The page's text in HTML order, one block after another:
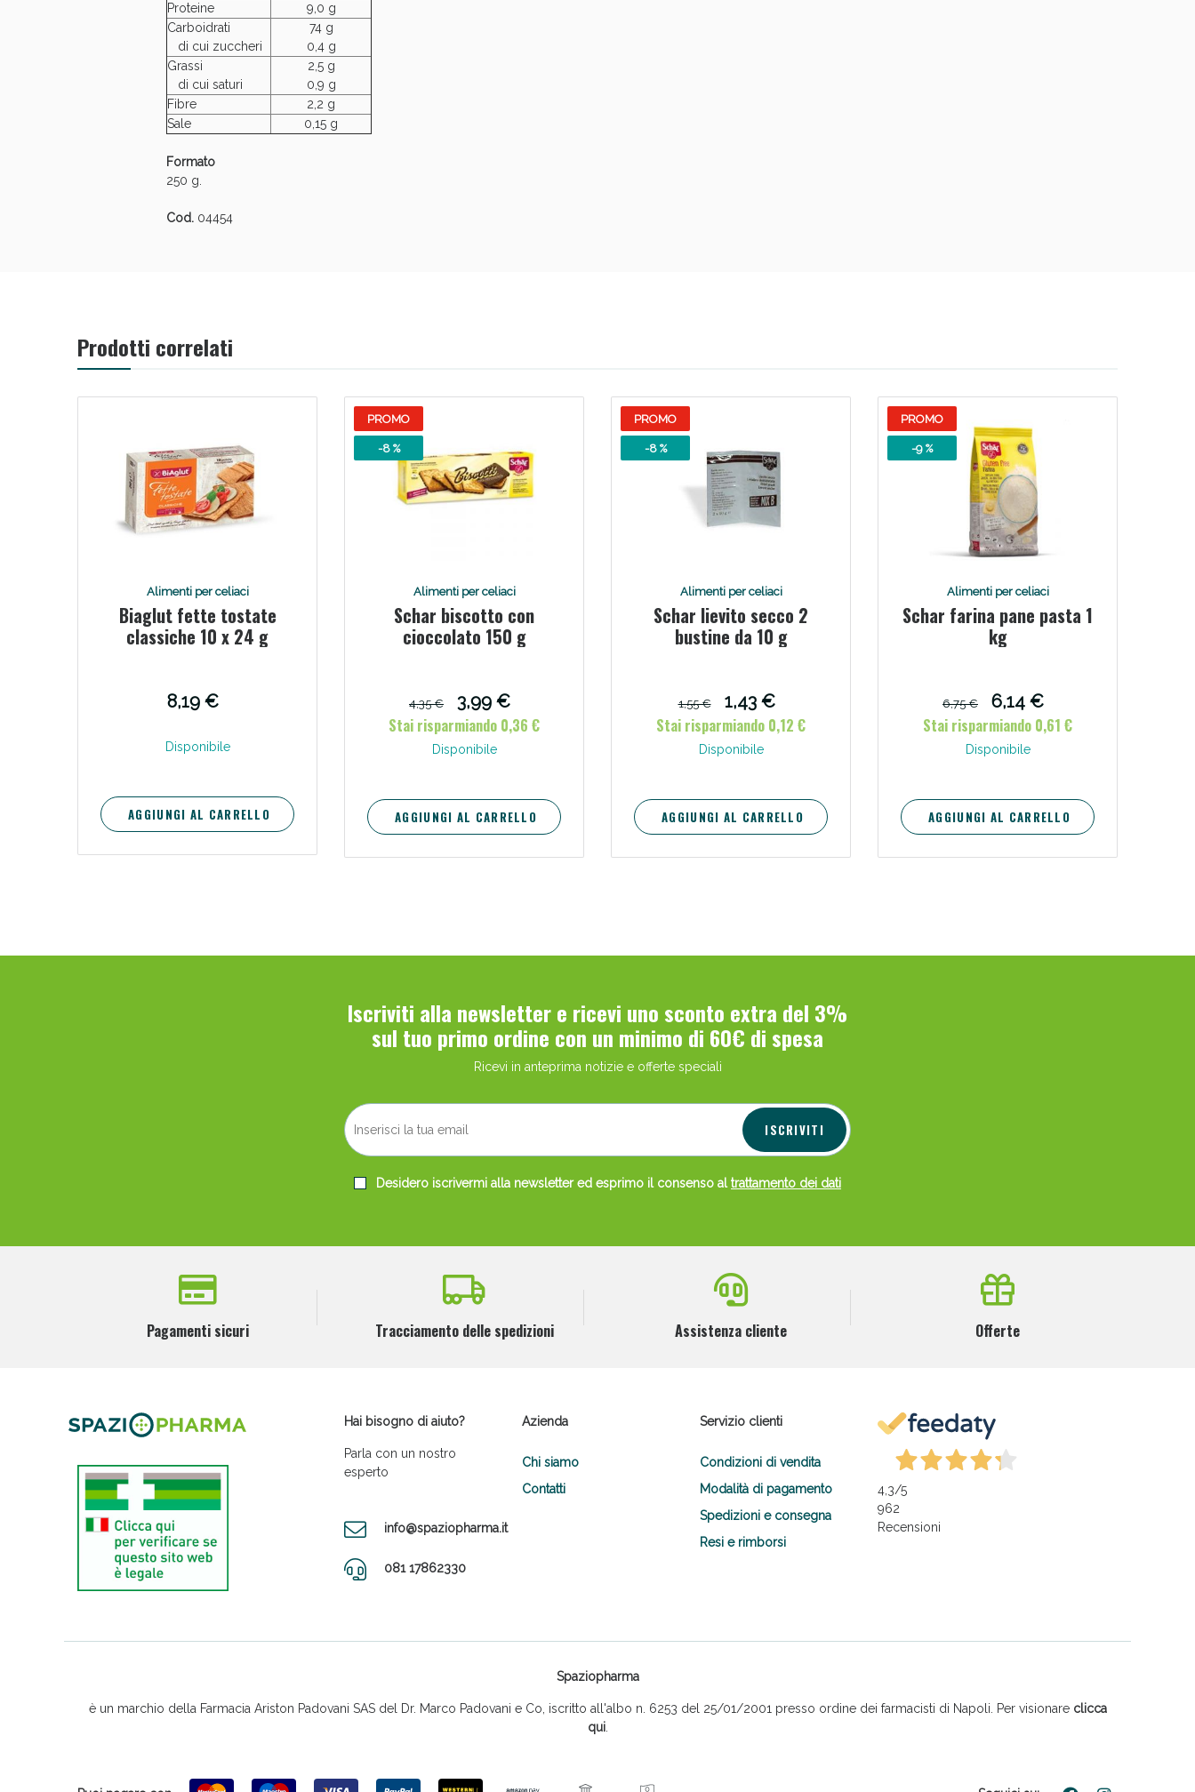
Proteine
9,0 g
Carboidrati
di cui zuccheri
74 g
0,4 g
Grassi
di cui saturi
2,5 g
0,9 g
Fibre
2,2 g
Sale
0,15 g
Formato
250 g.
Cod. 04454
Prodotti correlati
Alimenti per celiaci
Biaglut fette tostate
classiche 10 x 24 g
8,19 €
Disponibile
AGGIUNGI AL CARRELLO
PROMO
-8 %
Alimenti per celiaci
Schar biscotto con
cioccolato 150 g
4,35 €
3,99 €
Stai risparmiando 0,36 €
Disponibile
AGGIUNGI AL CARRELLO
PROMO
-8 %
Alimenti per celiaci
Schar lievito secco 2
bustine da 10 g
1,55 €
1,43 €
Stai risparmiando 0,12 €
Disponibile
AGGIUNGI AL CARRELLO
PROMO
-9 %
Alimenti per celiaci
Schar farina pane pasta 1
kg
6,75 €
6,14 €
Stai risparmiando 0,61 €
Disponibile
AGGIUNGI AL CARRELLO
Iscriviti alla newsletter e ricevi uno sconto extra del 3%
sul tuo primo ordine con un minimo di 60€ di spesa
Ricevi in anteprima notizie e offerte speciali
ISCRIVITI
Desidero iscrivermi alla newsletter ed esprimo il consenso al trattamento dei dati
Pagamenti sicuri Tracciamento delle spedizioni Assistenza cliente Offerte
Hai bisogno di aiuto?
Parla con un nostro
esperto
info@spaziopharma.it
081 17862330
Azienda
Chi siamo
Contatti
Servizio clienti
Condizioni di vendita
Modalità di pagamento
Spedizioni e consegna
Resi e rimborsi
4,3/5
962
Recensioni
Spaziopharma
è un marchio della Farmacia Ariston Padovani SAS del Dr. Marco Padovani e Co, iscritto all'albo n. 6253 del 25/01/2001 presso ordine dei farmacisti di Napoli. Per visionare clicca
qui.
Vie Urinarie e Prostata: Sconti fino al 45% oggi!